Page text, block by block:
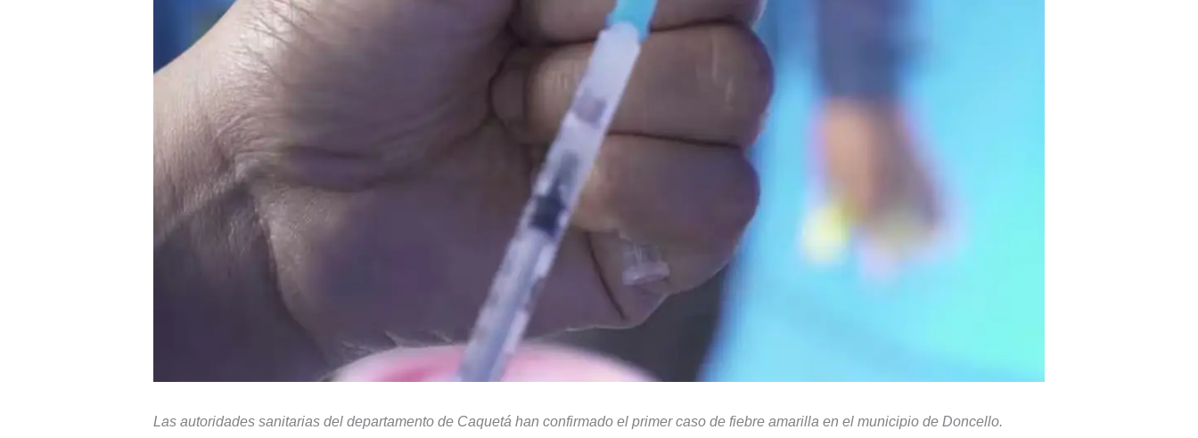
Las autoridades sanitarias del departamento de Caquetá han confirmado el primer caso de fiebre amarilla en el municipio de Doncello.